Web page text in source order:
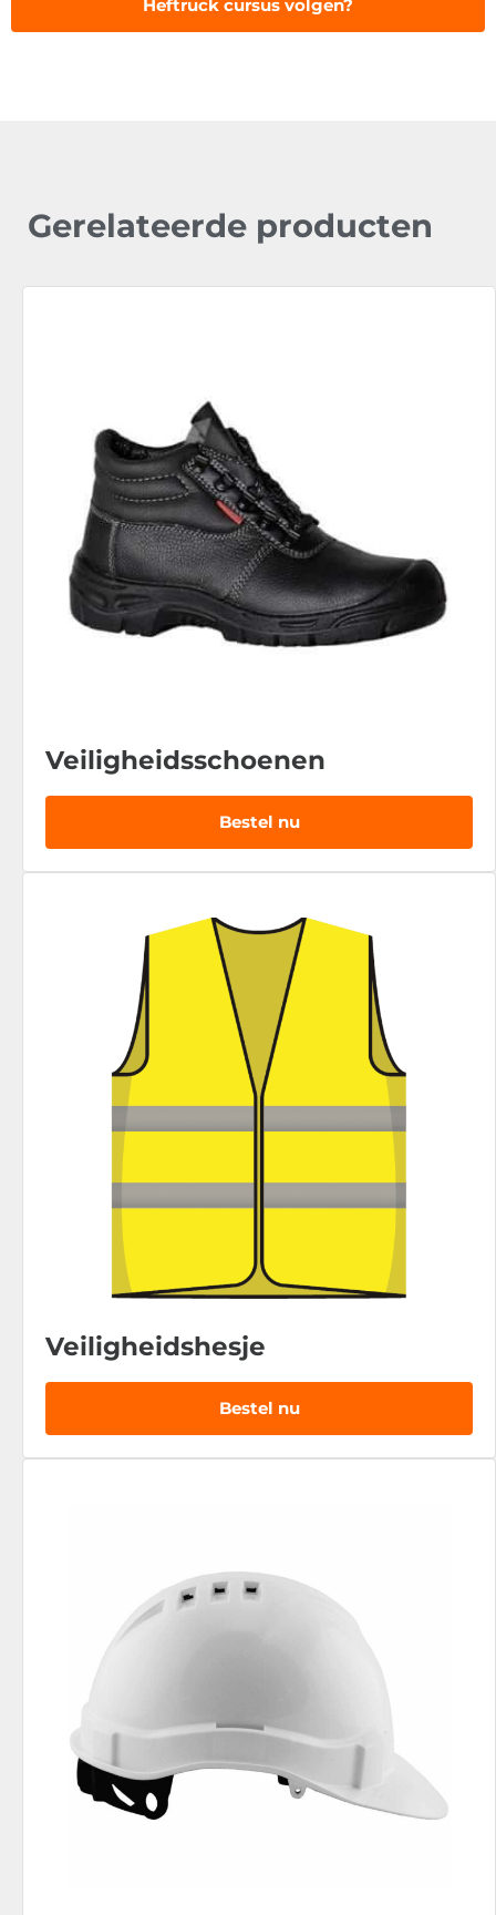
Heftruck cursus volgen?
Gerelateerde producten
Veiligheidsschoenen
Bestel nu
Veiligheidshesje
Bestel nu